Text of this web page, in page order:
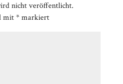
nicht veröffentlicht.
mit*markiert